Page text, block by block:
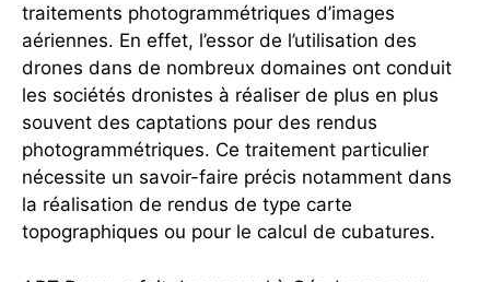
traitements photogrammétriques d’images
aériennes. En effet, l’essor de l’utilisation des
drones dans de nombreux domaines ont conduit
les sociétés dronistes à réaliser de plus en plus
souvent des captations pour des rendus
photogrammétriques. Ce traitement particulier
nécessite un savoir-faire précis notamment dans
la réalisation de rendus de type carte
topographiques ou pour le calcul de cubatures.